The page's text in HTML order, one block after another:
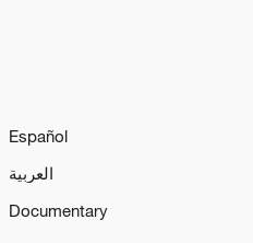
Español
العربية
Documentary